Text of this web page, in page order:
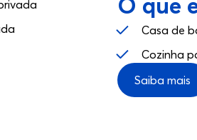
aproveites
teuCasa de
Cozinha
Saiba mais